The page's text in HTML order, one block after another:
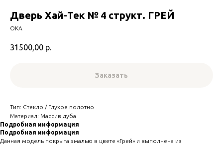
Дверь Хай-Тек № 4 структ. ГРЕЙ
ОКА
31500,00 р.
Заказать
Тип: Стекло / Глухое полотно
Материал: Массив дуба
Подробная информация
Подробная информация
Данная модель покрыта эмалью в цвете «Грей» и выполнена из